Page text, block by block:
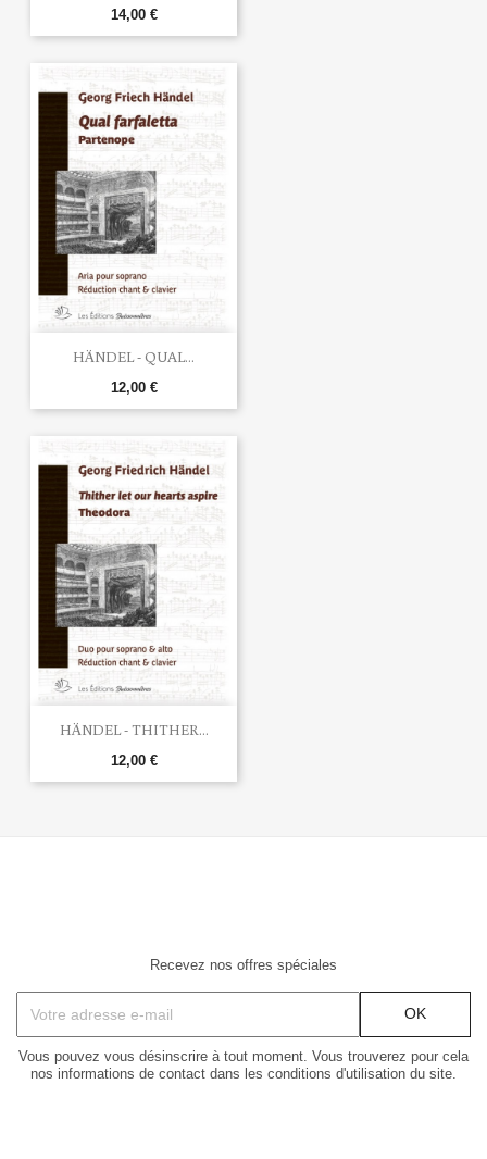
14,00 €
HÄNDEL - QUAL...
12,00 €
HÄNDEL - THITHER...
12,00 €
Recevez nos offres spéciales
Vous pouvez vous désinscrire à tout moment. Vous trouverez pour cela
nos informations de contact dans les conditions d'utilisation du site.